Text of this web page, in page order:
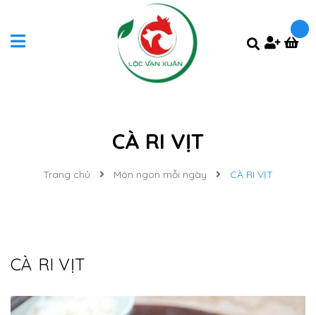
CÀ RI VỊT
Trang chủ Món ngon mỗi ngày CÀ RI VỊT
CÀ RI VỊT